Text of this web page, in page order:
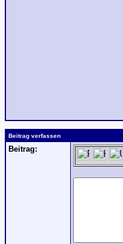
Beitrag verfassen
Beitrag: